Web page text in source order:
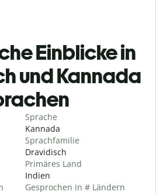
Einblicke in
und Kannada
Sprache
Kannada
Sprachfamilie
Dravidisch
Primäres Land
Indien
Gesprochen in # Ländern